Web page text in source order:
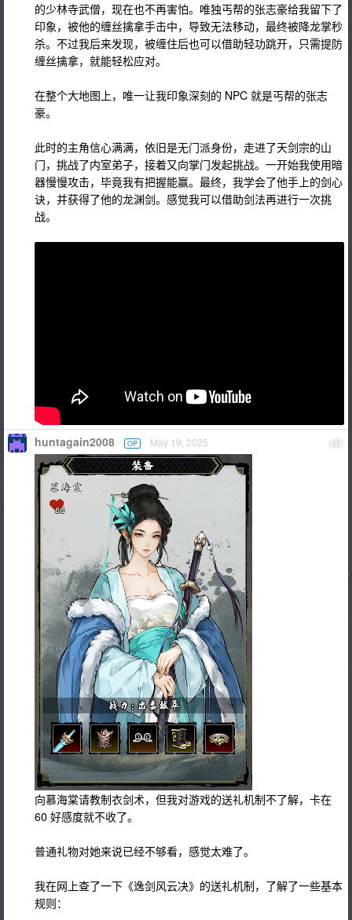
的少林寺武僧，现在也不再害怕。唯独丐帮的张志豪给我留下了
印象，被他的缠丝擒拿手击中，导致无法移动，最终被降龙掌秒
杀。不过我后来发现，被缠住后也可以借助轻功跳开，只需提防
缠丝擒拿，就能轻松应对。
在整个大地图上，唯一让我印象深刻的 NPC 就是丐帮的张志
豪。
此时的主角信心满满，依旧是无门派身份，走进了天剑宗的山
门，挑战了内室弟子，接着又向掌门发起挑战。一开始我使用暗
器慢慢攻击，毕竟我有把握能赢。最终，我学会了他手上的剑心
诀，并获得了他的龙渊剑。感觉我可以借助剑法再进行一次挑
战。
11
huntagain2008 OP May 19, 2025
向慕海棠请教制衣剑术，但我对游戏的送礼机制不了解，卡在
60 好感度就不收了。
普通礼物对她来说已经不够看，感觉太难了。
我在网上查了一下《逸剑风云决》的送礼机制，了解了一些基本
规则：